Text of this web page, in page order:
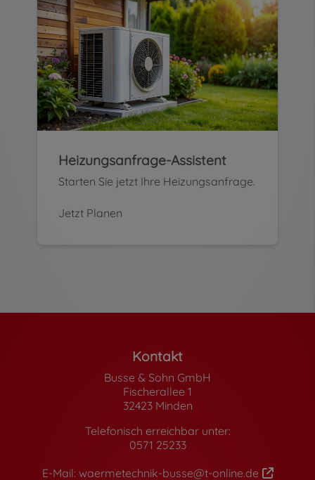
Heizungsanfrage-Assistent
Starten Sie jetzt Ihre Heizungsanfrage.
Jetzt Planen
Footer - Kontaktdaten und Öffnungszeiten
Kontakt
Busse & Sohn GmbH
Fischerallee 1
32423 Minden
Telefonisch erreichbar unter:
0571 25233
E-Mail: waermetechnik-busse@t-online.de